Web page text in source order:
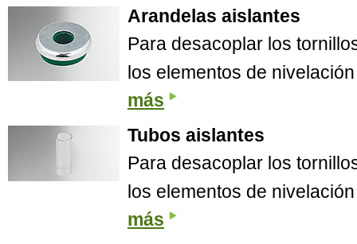
Arandelas aislantes
Para desacoplar los
los elementos de
más
Tubos aislantes
Para desacoplar los
los elementos de
más